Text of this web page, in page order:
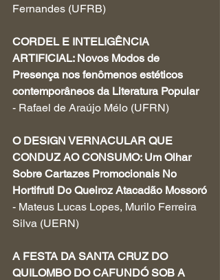
Fernandes (UFRB)
CORDEL E INTELIGÊNCIA
ARTIFICIAL: Novos Modos de
Presença nos fenômenos estéticos
contemporâneos da Literatura Popular
- Rafael de Araújo Mélo (UFRN)
O DESIGN VERNACULAR QUE
CONDUZ AO CONSUMO: Um Olhar
Sobre Cartazes Promocionais No
Hortifruti Do Queiroz Atacadão Mossoró
- Mateus Lucas Lopes, Murilo Ferreira
Silva (UERN)
A FESTA DA SANTA CRUZ DO
QUILOMBO DO CAFUNDÓ SOB A